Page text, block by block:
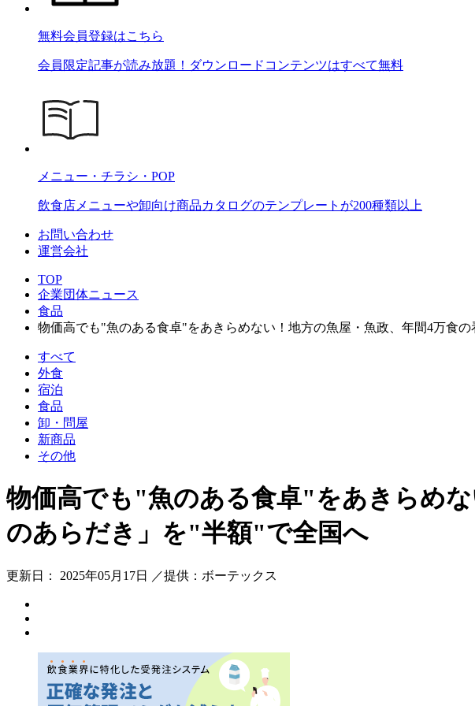
無料会員登録はこちら
会員限定記事が読み放題！ダウンロードコンテンツはすべて無料
メニュー・チラシ・POP
飲食店メニューや卸向け商品カタログのテンプレートが200種類以上
お問い合わせ
運営会社
TOP
企業団体ニュース
食品
物価高でも"魚のある食卓"をあきらめない！地方の魚屋・魚政、年間4万食
すべて
外食
宿泊
食品
卸・問屋
新商品
その他
物価高でも"魚のある食卓"をあきらめ
のあらだき」を"半額"で全国へ
更新日： 2025年05月17日 ／提供：ボーテックス